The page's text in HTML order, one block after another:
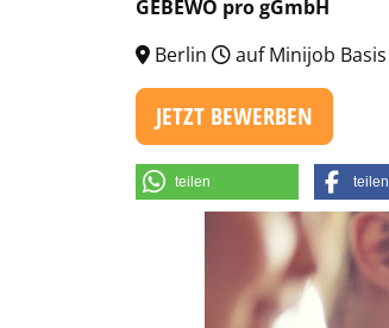
GEBEWO pro gGmbH
Berlin
auf Minijob Basis
JETZT BEWERBEN
teilen teilen